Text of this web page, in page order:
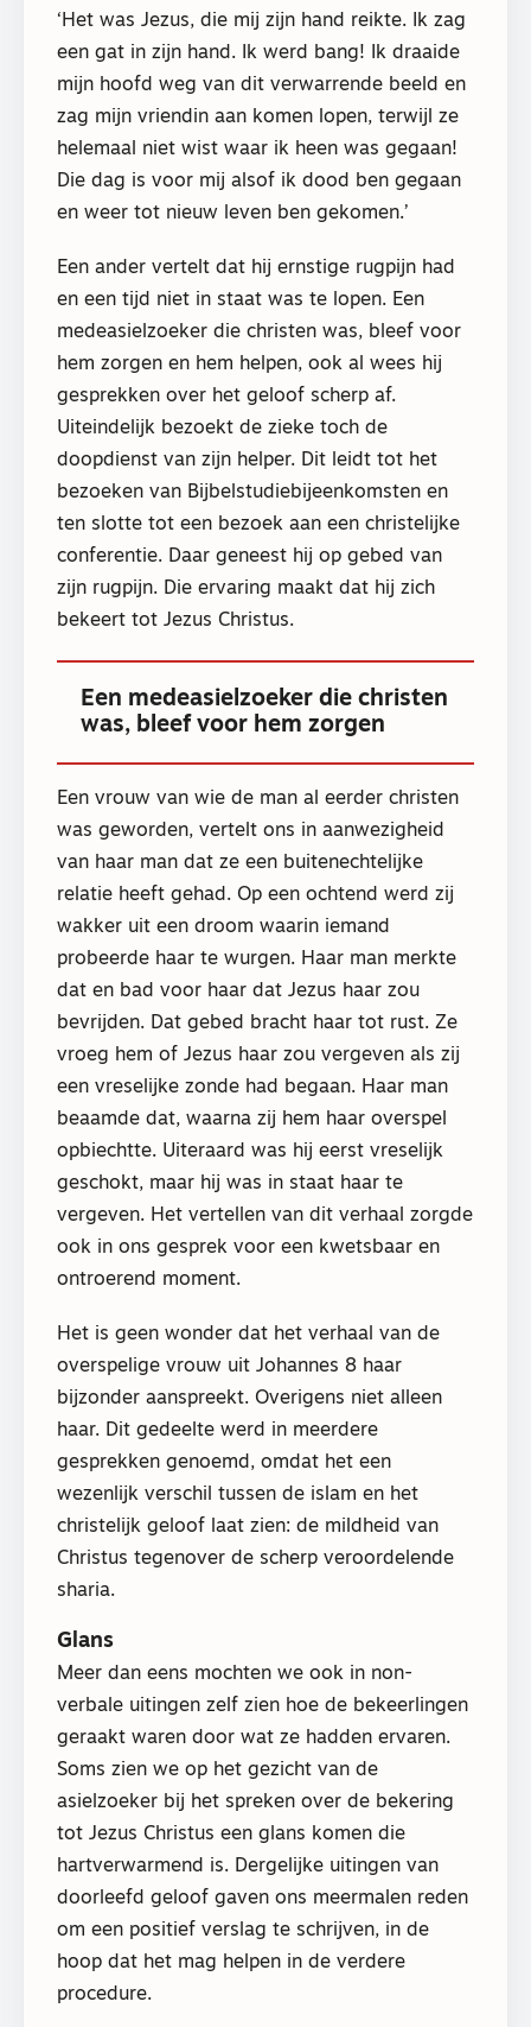
‘Het was Jezus, die mij zijn hand reikte. Ik zag
een gat in zijn hand. Ik werd bang! Ik draaide
mijn hoofd weg van dit verwarrende beeld en
zag mijn vriendin aan komen lopen, terwijl ze
helemaal niet wist waar ik heen was gegaan!
Die dag is voor mij alsof ik dood ben gegaan
en weer tot nieuw leven ben gekomen.’
Een ander vertelt dat hij ernstige rugpijn had
en een tijd niet in staat was te lopen. Een
medeasielzoeker die christen was, bleef voor
hem zorgen en hem helpen, ook al wees hij
gesprekken over het geloof scherp af.
Uiteindelijk bezoekt de zieke toch de
doopdienst van zijn helper. Dit leidt tot het
bezoeken van Bijbelstudiebijeenkomsten en
ten slotte tot een bezoek aan een christelijke
conferentie. Daar geneest hij op gebed van
zijn rugpijn. Die ervaring maakt dat hij zich
bekeert tot Jezus Christus.
Een medeasielzoeker die christen
was, bleef voor hem zorgen
Een vrouw van wie de man al eerder christen
was geworden, vertelt ons in aanwezigheid
van haar man dat ze een buitenechtelijke
relatie heeft gehad. Op een ochtend werd zij
wakker uit een droom waarin iemand
probeerde haar te wurgen. Haar man merkte
dat en bad voor haar dat Jezus haar zou
bevrijden. Dat gebed bracht haar tot rust. Ze
vroeg hem of Jezus haar zou vergeven als zij
een vreselijke zonde had begaan. Haar man
beaamde dat, waarna zij hem haar overspel
opbiechtte. Uiteraard was hij eerst vreselijk
geschokt, maar hij was in staat haar te
vergeven. Het vertellen van dit verhaal zorgde
ook in ons gesprek voor een kwetsbaar en
ontroerend moment.
Het is geen wonder dat het verhaal van de
overspelige vrouw uit Johannes 8 haar
bijzonder aanspreekt. Overigens niet alleen
haar. Dit gedeelte werd in meerdere
gesprekken genoemd, omdat het een
wezenlijk verschil tussen de islam en het
christelijk geloof laat zien: de mildheid van
Christus tegenover de scherp veroordelende
sharia.
Glans
Meer dan eens mochten we ook in non-
verbale uitingen zelf zien hoe de bekeerlingen
geraakt waren door wat ze hadden ervaren.
Soms zien we op het gezicht van de
asielzoeker bij het spreken over de bekering
tot Jezus Christus een glans komen die
hartverwarmend is. Dergelijke uitingen van
doorleefd geloof gaven ons meermalen reden
om een positief verslag te schrijven, in de
hoop dat het mag helpen in de verdere
procedure.